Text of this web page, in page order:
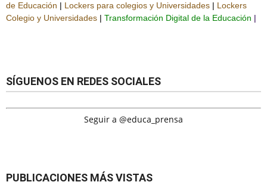
de Educación | Lockers para colegios y Universidades | Lockers
Colegio y Universidades | Transformación Digital de la Educación |
SÍGUENOS EN REDES SOCIALES
Seguir a @educa_prensa
PUBLICACIONES MÁS VISTAS